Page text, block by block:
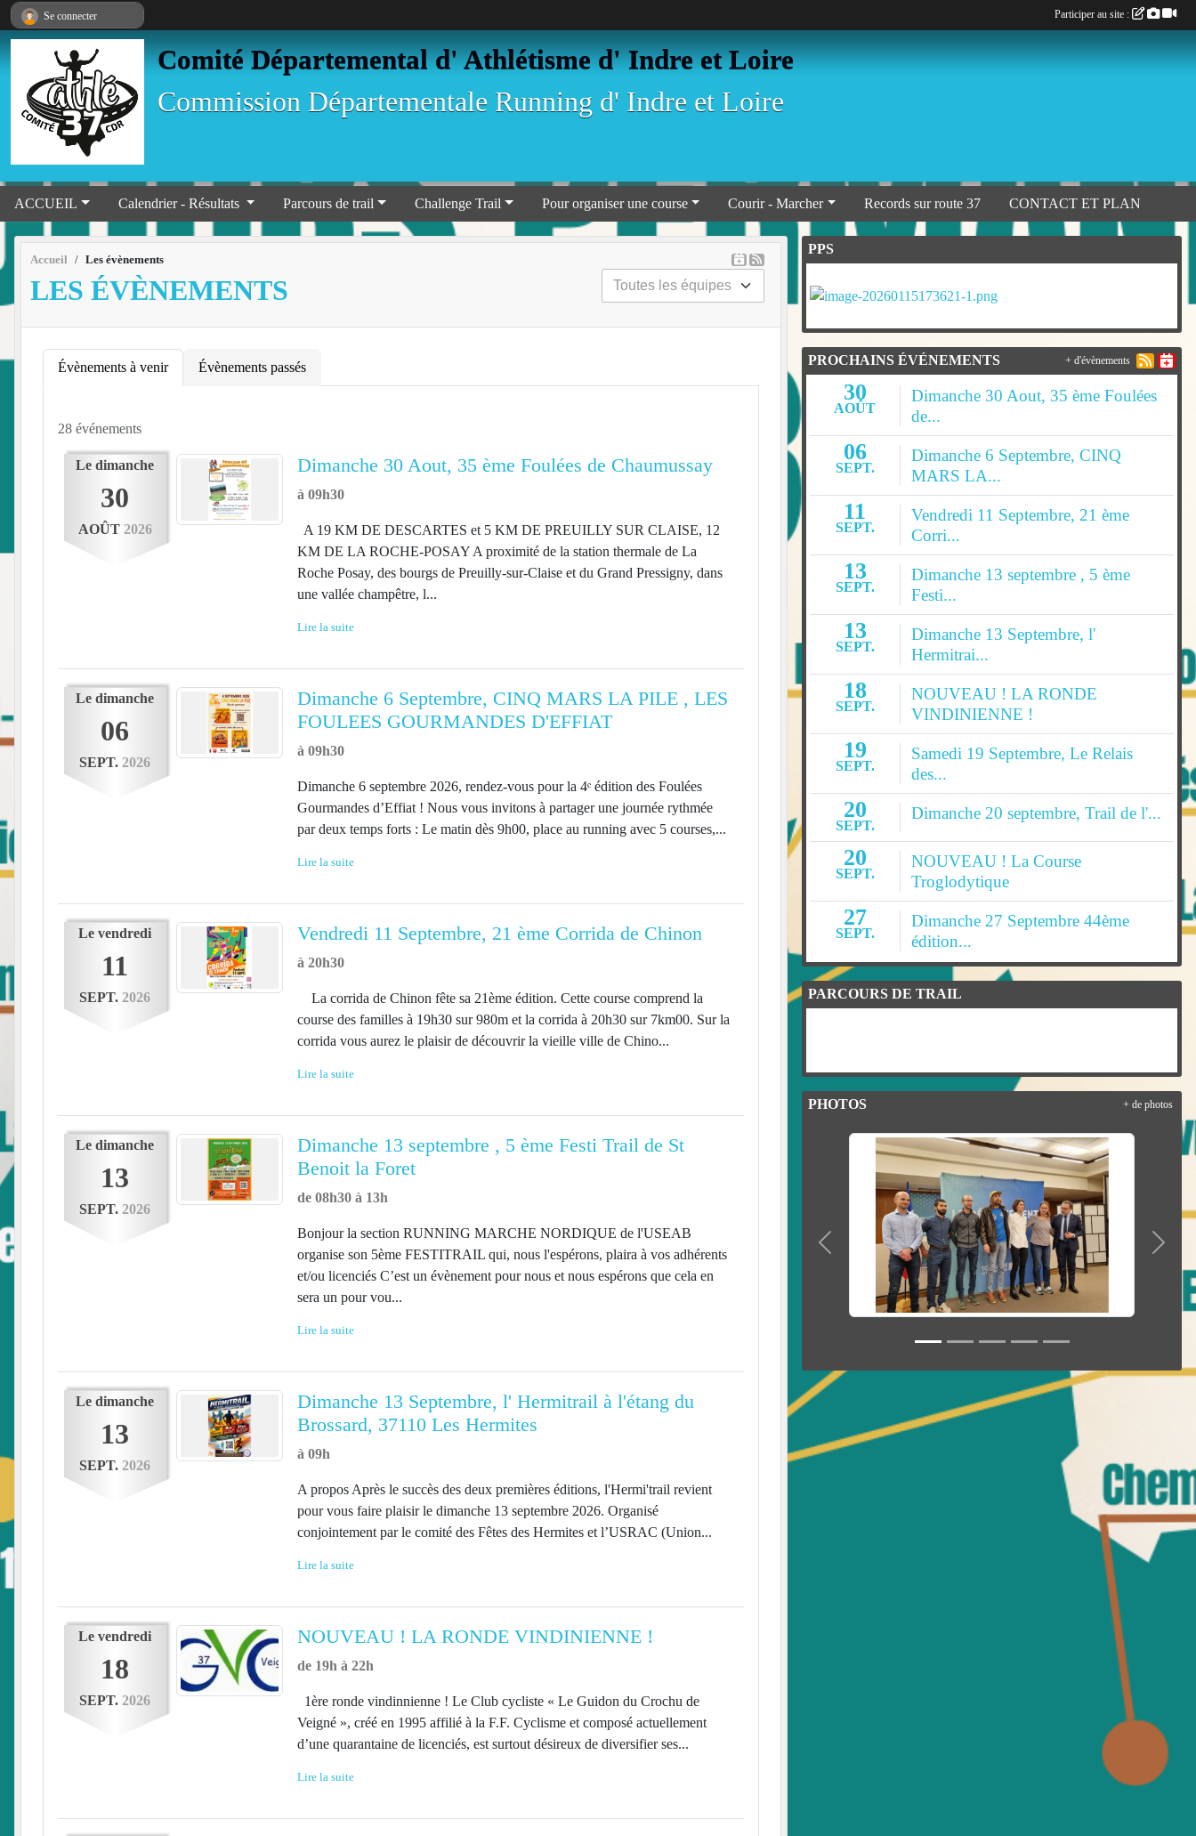
Comité Départemental d' Athlétisme d' Indre et Loire
Commission Départementale Running d' Indre et Loire
ACCUEIL Calendrier - Résultats Parcours de trail Challenge Trail Pour organiser une course Courir - Marcher Records sur route 37 CONTACT ET PLAN
Accueil Les évènements
LES ÉVÈNEMENTS
Évènements à venir Évènements passés
28 événements
Ledimanche
30
AOÛT 2026
Dimanche 30 Aout, 35 ème Foulées de Chaumussay
à 09h30
A 19 KM DE DESCARTES et 5 KM DE PREUILLY SUR CLAISE, 12
KM DE LA ROCHE-POSAY A proximité de la station thermale de La
Roche Posay, des bourgs de Preuilly-sur-Claise et du Grand Pressigny, dans
une vallée champêtre, l...
Lire la suite
Ledimanche
06
SEPT. 2026
Dimanche 6 Septembre, CINQ MARS LA PILE , LES
FOULEES GOURMANDES D'EFFIAT
à 09h30
Dimanche 6 septembre 2026, rendez-vous pour la 4ᵉ édition des Foulées
Gourmandes d’Effiat ! Nous vous invitons à partager une journée rythmée
par deux temps forts : Le matin dès 9h00, place au running avec 5 courses,...
Lire la suite
Levendredi
11
SEPT. 2026
Vendredi 11 Septembre, 21 ème Corrida de Chinon
à 20h30
La corrida de Chinon fête sa 21ème édition. Cette course comprend la
course des familles à 19h30 sur 980m et la corrida à 20h30 sur 7km00. Sur la
corrida vous aurez le plaisir de découvrir la vieille ville de Chino...
Lire la suite
Ledimanche
13
SEPT. 2026
Dimanche 13 septembre , 5 ème Festi Trail de St
Benoit la Foret
de 08h30 à 13h
Bonjour la section RUNNING MARCHE NORDIQUE de l'USEAB
organise son 5ème FESTITRAIL qui, nous l'espérons, plaira à vos adhérents
et/ou licenciés C’est un évènement pour nous et nous espérons que cela en
sera un pour vou...
Lire la suite
Ledimanche
13
SEPT. 2026
Dimanche 13 Septembre, l' Hermitrail à l'étang du
Brossard, 37110 Les Hermites
à 09h
A propos Après le succès des deux premières éditions, l'Hermi'trail revient
pour vous faire plaisir le dimanche 13 septembre 2026. Organisé
conjointement par le comité des Fêtes des Hermites et l’USRAC (Union...
Lire la suite
Levendredi
18
SEPT. 2026
NOUVEAU ! LA RONDE VINDINIENNE !
de 19h à 22h
1ère ronde vindinnienne ! Le Club cycliste « Le Guidon du Crochu de
Veigné », créé en 1995 affilié à la F.F. Cyclisme et composé actuellement
d’une quarantaine de licenciés, est surtout désireux de diversifier ses...
Lire la suite
PPS
PROCHAINS ÉVÉNEMENTS
30
AOÛT
Dimanche 30 Aout, 35 ème Foulées
de...
06
SEPT.
Dimanche 6 Septembre, CINQ
MARS LA...
11
SEPT.
Vendredi 11 Septembre, 21 ème
Corri...
13
SEPT.
Dimanche 13 septembre , 5 ème
Festi...
13
SEPT.
Dimanche 13 Septembre, l'
Hermitrai...
18
SEPT.
NOUVEAU ! LA RONDE
VINDINIENNE !
19
SEPT.
Samedi 19 Septembre, Le Relais
des...
20
SEPT.
Dimanche 20 septembre, Trail de l'...
20
SEPT.
NOUVEAU ! La Course
Troglodytique
27
SEPT.
Dimanche 27 Septembre 44ème
édition...
+ d'évènements
PARCOURS DE TRAIL
PHOTOS
Précedent
+ de photos
Se connecter Participer au site :
Panneau de gestion des cookies